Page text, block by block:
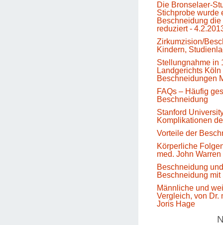
Die Bronselaer-
Stichprobe wurde
Beschneidung
reduziert -
Zirkumzision/
Kindern,
Stellungnahme in
Landgerichts
Beschneidungen
FAQs – Häufig
Beschneidung
Stanford
Komplikationen
Vorteile der
Körperliche
med. John Warren
Beschneidung
Beschneidung
Männliche und
Vergleich, von Dr.
Joris Hage